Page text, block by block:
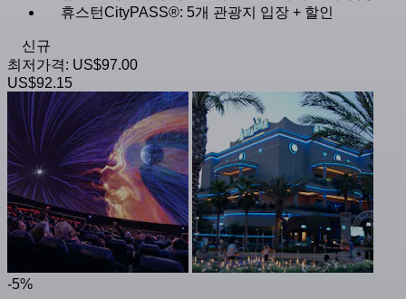
휴스턴CityPASS®: 5개 관광지 입장 + 할인
신규
최저가격: US$97.00
US$92.15
-5%